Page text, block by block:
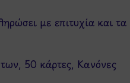
με επιτυχία και τα
50 κάρτες, Κανόνες